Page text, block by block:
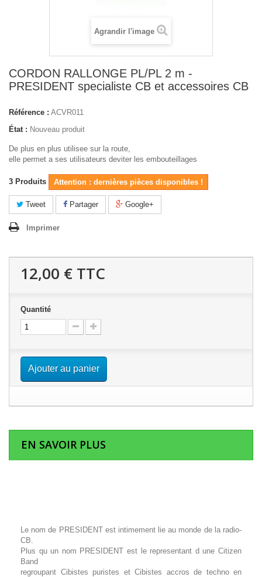
Agrandir l'image
CORDON RALLONGE PL/PL 2 m -
PRESIDENT specialiste CB et accessoires CB
Référence : ACVR011
État : Nouveau produit
De plus en plus utilisee sur la route,
elle permet a ses utilisateurs deviter les embouteillages
3 Produits Attention : dernières pièces disponibles !
Tweet Partager Google+
Imprimer
12,00 € TTC
Quantité
Ajouter au panier
EN SAVOIR PLUS
Le nom de PRESIDENT est intimement lie au monde de la radio-
CB.
Plus qu un nom PRESIDENT est le representant d une Citizen
Band
regroupant Cibistes puristes et Cibistes accros de techno en